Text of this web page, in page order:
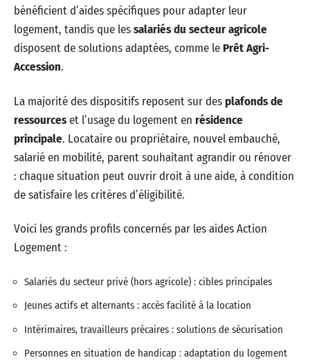
bénéficient d’aides spécifiques pour adapter leur
logement, tandis que lessalariés du secteur agricole
disposent de solutions adaptées, comme le Prêt Agri-
Accession.
La majorité des dispositifs reposent sur desplafonds de
ressourceset l’usage du logement en résidence
principale. Locataire ou propriétaire, nouvel embauché,
salarié en mobilité, parent souhaitant agrandir ou rénover
: chaque situation peut ouvrir droit à une aide, à condition
de satisfaire les critères d’éligibilité.
Voici les grands profils concernés par les aides Action
Logement :
Salariés du secteur privé (hors agricole) : cibles principales
Jeunes actifs et alternants : accès facilité à la location
Intérimaires, travailleurs précaires : solutions de sécurisation
Personnes en situation de handicap : adaptation du logement